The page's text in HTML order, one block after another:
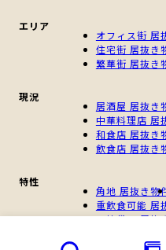
エリア
オフィス街 居
住宅街 居抜き
繁華街 居抜き
現況
居酒屋 居抜き
中華料理店 居
和食店 居抜き
飲食店 居抜き
特性
角地 居抜き物
重飲食可能 居
一棟貸し 居抜